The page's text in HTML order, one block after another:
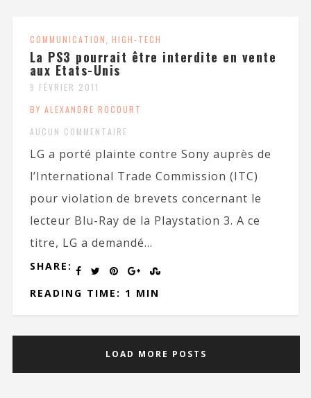
COMMUNICATION, HIGH-TECH
La PS3 pourrait être interdite en vente
aux Etats-Unis
9 FÉVRIER 2011
BY ALEXANDRE ROCOURT
AUCUN COMMENTAIRE
LG a porté plainte contre Sony auprès de
l’International Trade Commission (ITC)
pour violation de brevets concernant le
lecteur Blu-Ray de la Playstation 3. A ce
titre, LG a demandé...
SHARE:
READING TIME: 1 MIN
LOAD MORE POSTS